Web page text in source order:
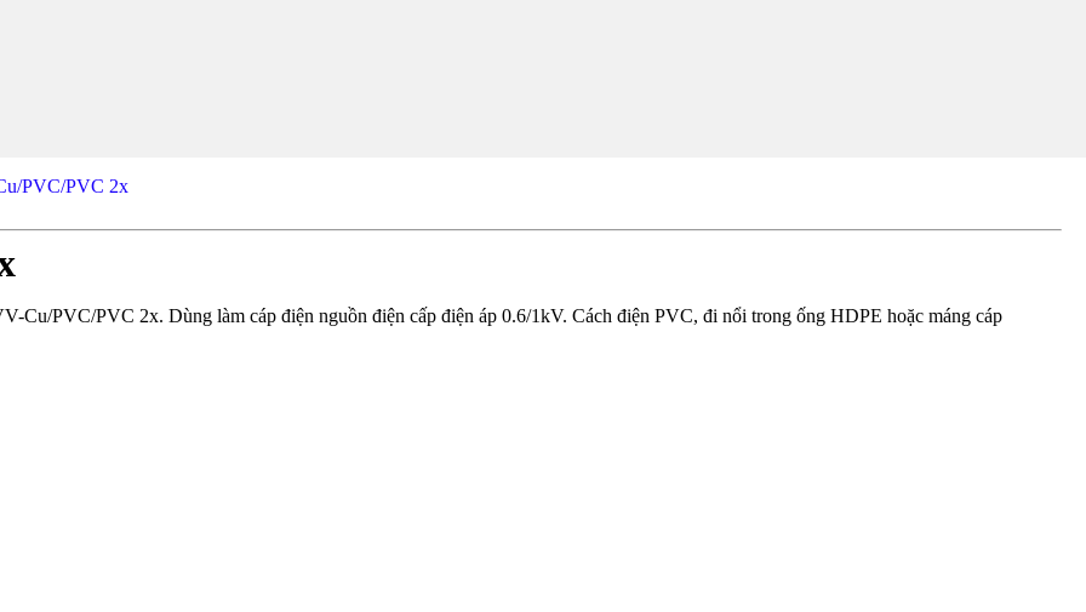
PVC/PVC 2x
PVC/PVC 2x. Dùng làm cáp điện nguồn điện cấp điện áp 0.6/1kV. Cách điện PVC, đi nổi trong ống HDPE hoặc máng cáp